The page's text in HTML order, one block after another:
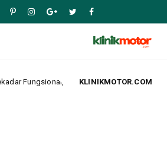
KLINIKMOTOR.COM
Tidak Sekadar Fungsional, tapi Juga Elegan